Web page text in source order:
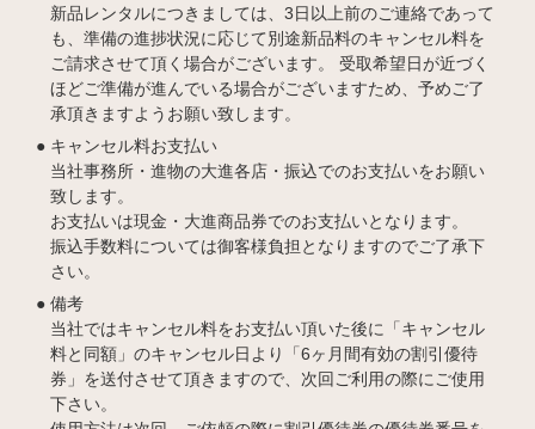
新品レンタルにつきましては、3日以上前のご連絡であって
も、準備の進捗状況に応じて別途新品料のキャンセル料を
ご請求させて頂く場合がございます。 受取希望日が近づく
ほどご準備が進んでいる場合がございますため、予めご了
承頂きますようお願い致します。
キャンセル料お支払い
当社事務所・進物の大進各店・振込でのお支払いをお願い
致します。
お支払いは現金・大進商品券でのお支払いとなります。
振込手数料については御客様負担となりますのでご了承下
さい。
備考
当社ではキャンセル料をお支払い頂いた後に「キャンセル
料と同額」のキャンセル日より「6ヶ月間有効の割引優待
券」を送付させて頂きますので、次回ご利用の際にご使用
下さい。